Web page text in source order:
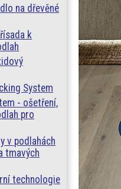
na dřevěné
k
System
- ošetření,
pro
v podlahách
tmavých
technologie